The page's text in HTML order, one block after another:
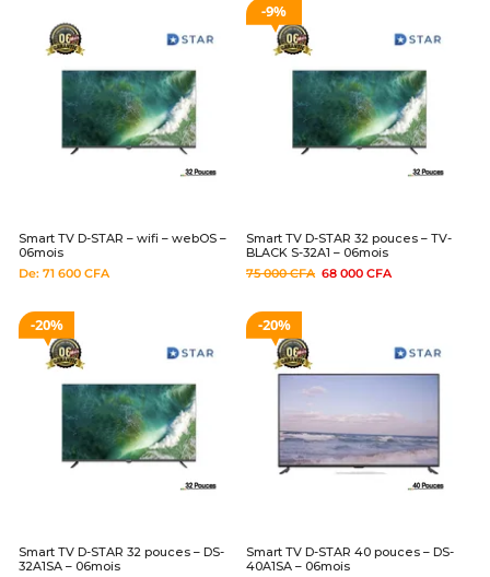
Smart TV D-STAR – wifi – webOS –
06mois
De: 71 600 CFA
9%
Smart TV D-STAR 32 pouces – TV-
BLACK S-32A1 – 06mois
75 000CFA 68 000 CFA
20%
Smart TV D-STAR 32 pouces – DS-
32A1SA – 06mois
20%
Smart TV D-STAR 40 pouces – DS-
40A1SA – 06mois